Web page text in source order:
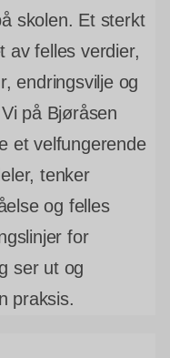
skolen. Et sterkt
av felles verdier,
endringsvilje og
på Bjøråsen
et velfungerende
tenker
og felles
for
ser ut og
praksis.